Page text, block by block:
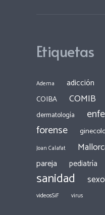
Etiquetas
Adema adicción
COIBA COMIB
dermatología
forense
Joan Calafat
pareja pediatría
sanidad
videosSiF virus